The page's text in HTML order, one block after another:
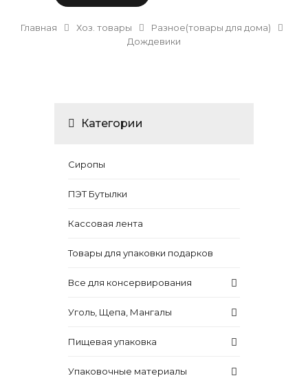
Главная Хоз. товары
Разное(товары для дома)
Дождевики
Категории
Сиропы
ПЭТ Бутылки
Кассовая лента
Товары для упаковки подарков
Все для консервирования
Уголь, Щепа, Мангалы
Пищевая упаковка
Упаковочные материалы